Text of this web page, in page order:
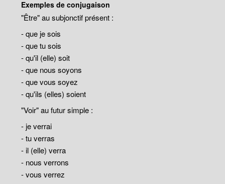
Exemples de conjugaison
"Être" au subjonctif présent :
- que je sois
- que tu sois
- qu'il (elle) soit
- que nous soyons
- que vous soyez
- qu'ils (elles) soient
"Voir" au futur simple :
- je verrai
- tu verras
- il (elle) verra
- nous verrons
- vous verrez